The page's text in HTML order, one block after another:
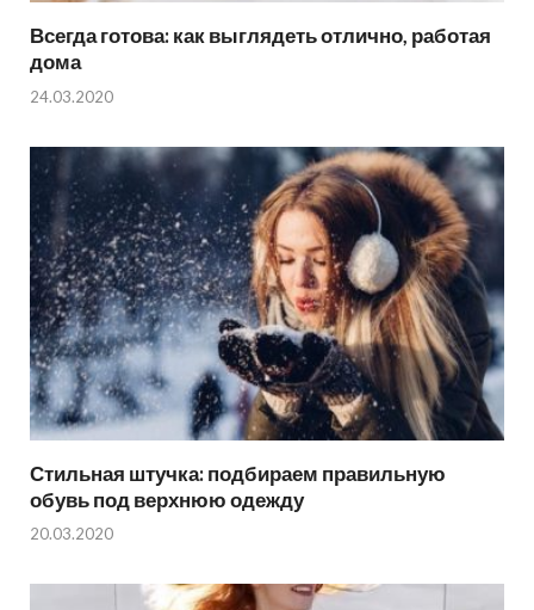
Всегда готова: как выглядеть отлично, работая
дома
24.03.2020
Стильная штучка: подбираем правильную
обувь под верхнюю одежду
20.03.2020